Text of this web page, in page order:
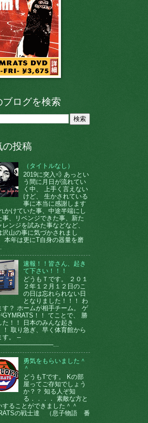
ブログを検索
の投稿
（タイトルなし）
2019に突入💨 あっとい
う間に月日が流れてい
く中、 上手く言えない
けど、 生かされている
事に本当に感謝します
かけていた事、中途半端にし
事、リベンジできた事、新た
レンジを試みた事などなど、
沢山の事に気づかされまし
本年は更にT自身の器量を磨
速報！！皆さん、起き
て下さい！！！
どうもＴです。 ２０１
２年１２月１２日のこ
の日は忘れられない日
となりました！！！ わ
す？ ホームが相手チーム。 ゲ
GYMRATS！！ てことで、 勝
た！！ 日本のみんな起き
！ 取り急ぎ、早く体育館から
す。 --
勇気をもらいました＾
＾
どうもTです。 Kの部
屋ってご存知でしょう
か？？ 知る人ぞ知
る．．．． 素敵な方と
することができました＾＾
の戦士達 （息子物語 番